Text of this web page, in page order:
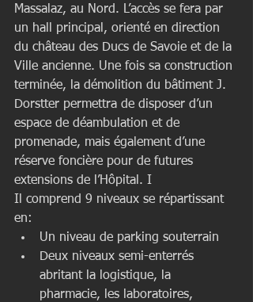
Massalaz, au Nord. L’accès se fera par
un hall principal, orienté en direction
du château des Ducs de Savoie et de la
Ville ancienne. Une fois sa construction
terminée, la démolition du bâtiment J.
Dorstter permettra de disposer d’un
espace de déambulation et de
promenade, mais également d’une
réserve foncière pour de futures
extensions de l’Hôpital. I
Il comprend 9 niveaux se répartissant
en:
Un niveau de parking souterrain
Deux niveaux semi-enterrés
abritant la logistique, la
pharmacie, les laboratoires,